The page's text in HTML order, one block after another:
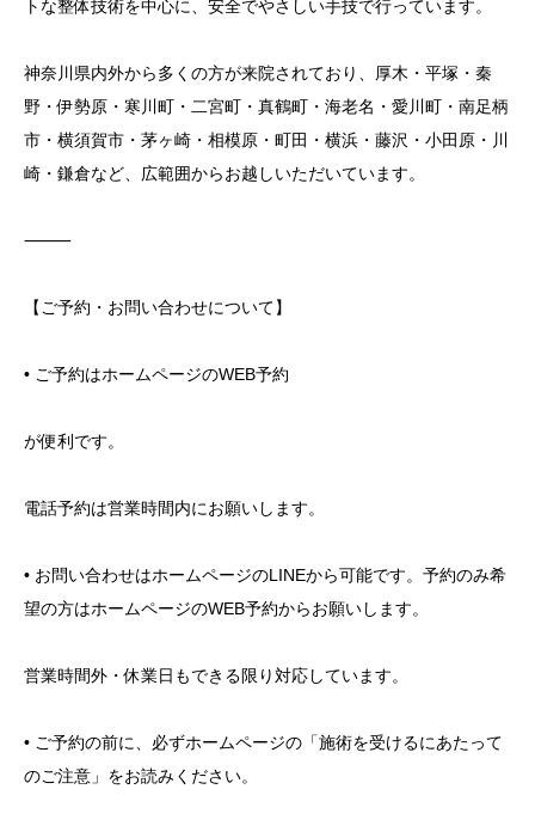
トな整体技術を中心に、安全でやさしい手技で行っています。
神奈川県内外から多くの方が来院されており、厚木・平塚・秦
野・伊勢原・寒川町・二宮町・真鶴町・海老名・愛川町・南足柄
市・横須賀市・茅ヶ崎・相模原・町田・横浜・藤沢・小田原・川
崎・鎌倉など、広範囲からお越しいただいています。
⸻
【ご予約・お問い合わせについて】
• ご予約はホームページのWEB予約
が便利です。
電話予約は営業時間内にお願いします。
• お問い合わせはホームページのLINEから可能です。予約のみ希
望の方はホームページのWEB予約からお願いします。
営業時間外・休業日もできる限り対応しています。
• ご予約の前に、必ずホームページの「施術を受けるにあたって
のご注意」をお読みください。